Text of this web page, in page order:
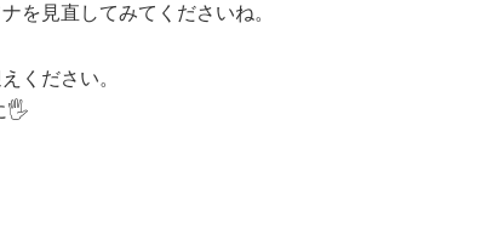
を見直してみてくださいね。
ください。
🖐️